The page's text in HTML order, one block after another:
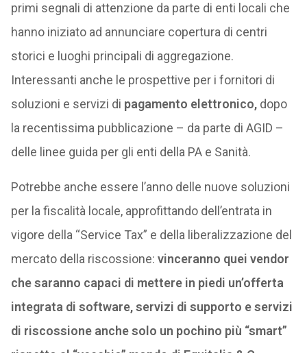
primi segnali di attenzione da parte di enti locali che
hanno iniziato ad annunciare copertura di centri
storici e luoghi principali di aggregazione.
Interessanti anche le prospettive per i fornitori di
soluzioni e servizi di pagamento elettronico, dopo
la recentissima pubblicazione – da parte di AGID –
delle linee guida per gli enti della PA e Sanità.
Potrebbe anche essere l’anno delle nuove soluzioni
per la fiscalità locale, approfittando dell’entrata in
vigore della “Service Tax” e della liberalizzazione del
mercato della riscossione: vinceranno quei vendor
che saranno capaci di mettere in piedi un’offerta
integrata di software, servizi di supporto e servizi
di riscossione anche solo un pochino più “smart”